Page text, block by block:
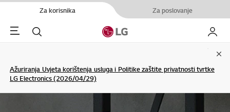
Za korisnika Za poslovanje
Menu Pretraživanje My LG
Ažuriranja Uvjeta korištenja usluga i Politike zaštite privatnosti tvrtke
LG Electronics (2026/04/29)